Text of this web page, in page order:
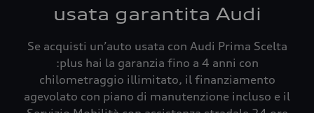
usata garantita Audi
Se acquisti un’auto usata con Audi Prima Scelta
:plus hai la garanzia fino a 4 anni con
chilometraggio illimitato, il finanziamento
agevolato con piano di manutenzione incluso e il